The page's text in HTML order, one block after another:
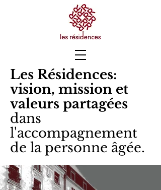
Les Résidences:
vision, mission et
valeurs partagées
dans
l'accompagnement
de la personne âgée.